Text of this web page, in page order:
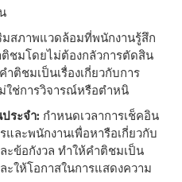
มสภาพแวดล้อมที่พนักงานรู้สึก
ชมโดยไม่ต้องกลัวการตัดสิน
ติชมเป็นเรื่องเกี่ยวกับการ
ใช่การวิจารณ์หรือตําหนิ
ระจํา: กําหนดเวลาการเช็คอิน
และพนักงานเพื่อหารือเกี่ยวกับ
ะข้อกังวล ทําให้คําติชมเป็น
ให้โอกาสในการแสดงความ